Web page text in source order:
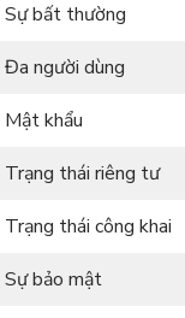
Sự bất thường
Đa người dùng
Mật khẩu
Trạng thái riêng tư
Trạng thái công khai
Sự bảo mật